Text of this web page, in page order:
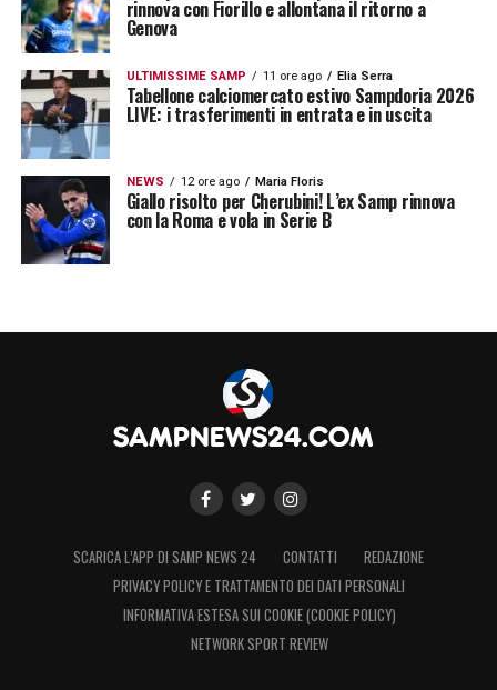
rinnova con Fiorillo e allontana il ritorno a
Genova
ULTIMISSIME SAMP 11 ore ago Elia Serra
Tabellone calciomercato estivo Sampdoria 2026
LIVE: i trasferimenti in entrata e in uscita
NEWS 12 ore ago Maria Floris
Giallo risolto per Cherubini! L’ex Samp rinnova
con la Roma e vola in Serie B
SCARICA L’APP DI SAMP NEWS 24 CONTATTI
REDAZIONE
PRIVACY POLICY E TRATTAMENTO DEI DATI PERSONALI
INFORMATIVA ESTESA SUI COOKIE (COOKIE POLICY)
NETWORK SPORT REVIEW